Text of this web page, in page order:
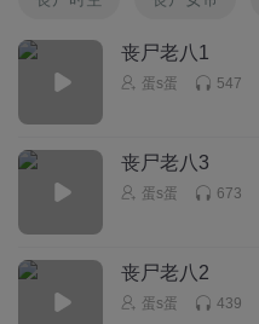
丧尸老八1
蛋s蛋 547
丧尸老八3
蛋s蛋 673
丧尸老八2
蛋s蛋 439